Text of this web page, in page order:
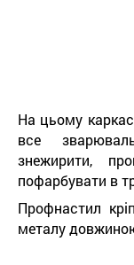
На цьому каркас
все
знежирити,
пофарбувати в
Профнастил
металу